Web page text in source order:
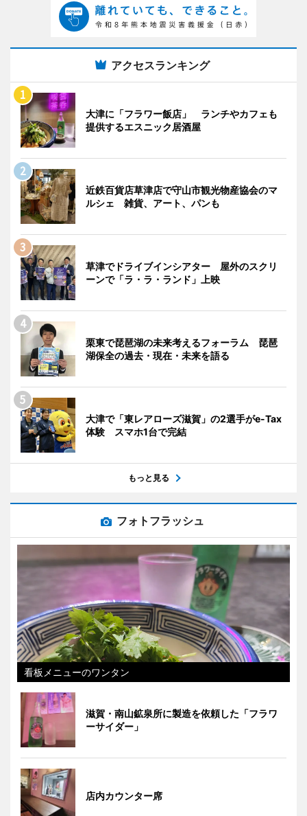
アクセスランキング
大津に「フラワー飯店」 ランチやカフェも
提供するエスニック居酒屋
近鉄百貨店草津店で守山市観光物産協会のマ
ルシェ 雑貨、アート、パンも
草津でドライブインシアター 屋外のスクリ
ーンで「ラ・ラ・ランド」上映
栗東で琵琶湖の未来考えるフォーラム 琵琶
湖保全の過去・現在・未来を語る
大津で「東レアローズ滋賀」の2選手がe-Tax
体験 スマホ1台で完結
もっと見る
フォトフラッシュ
看板メニューのワンタン
滋賀・南山鉱泉所に製造を依頼した「フラワ
ーサイダー」
店内カウンター席